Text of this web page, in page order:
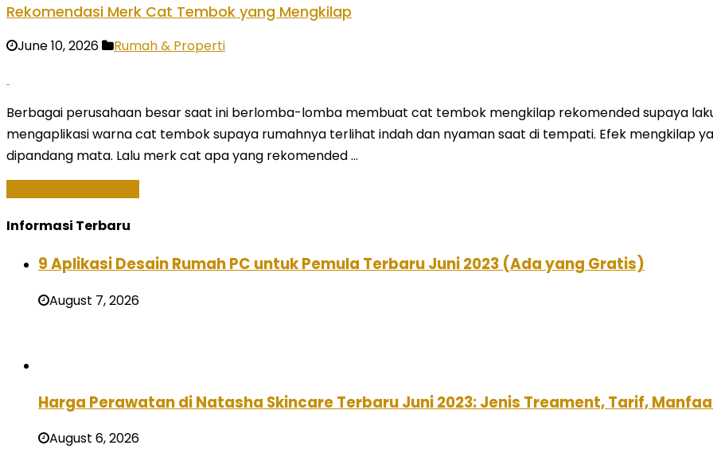
Rekomendasi Merk Cat Tembok yang Mengkilap
June 10, 2026 Rumah & Properti
Berbagai perusahaan besar saat ini berlomba-lomba membuat cat tembok mengkilap rekomended supaya
mengaplikasi warna cat tembok supaya rumahnya terlihat indah dan nyaman saat di tempati. Efek mengkilap
dipandang mata. Lalu merk cat apa yang rekomended …
Informasi Terbaru
9 Aplikasi Desain Rumah PC untuk Pemula Terbaru Juni 2023 (Ada yang Gratis)
August 7, 2026
Harga Perawatan di Natasha Skincare Terbaru Juni 2023: Jenis Treament, Tarif,
August 6, 2026